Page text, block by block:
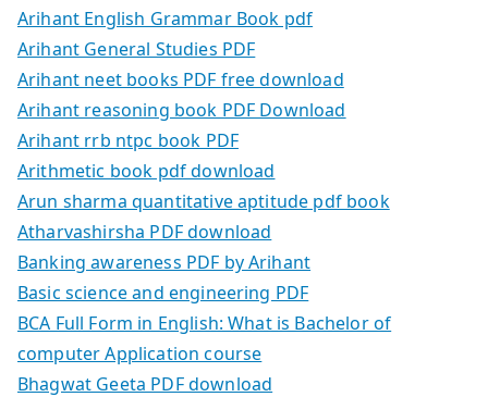
Arihant English Grammar Book pdf
Arihant General Studies PDF
Arihant neet books PDF free download
Arihant reasoning book PDF Download
Arihant rrb ntpc book PDF
Arithmetic book pdf download
Arun sharma quantitative aptitude pdf book
Atharvashirsha PDF download
Banking awareness PDF by Arihant
Basic science and engineering PDF
BCA Full Form in English: What is Bachelor of
computer Application course
Bhagwat Geeta PDF download